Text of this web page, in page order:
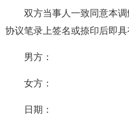
双方当事人一致同意本
协议笔录上签名或捺印后即具
男方：
女方：
日期：